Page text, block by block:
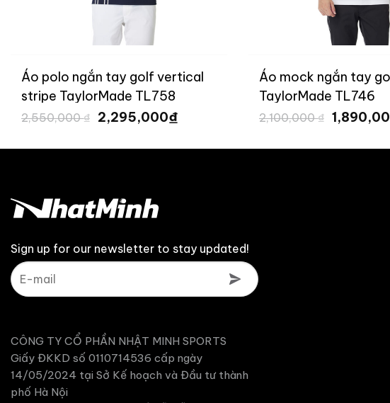
Áo polo ngắn tay golf vertical
stripe TaylorMade TL758
2,550,000₫ Giá
gốc
2,550,000 ₫.
2,295,000₫
là:
Áo mock ngắn tay
TaylorMade TL746
2,100,000₫ Giá
gốc
Sign up for our newsletter to stay updated!
CÔNG TY CỔ PHẦN NHẬT MINH SPORTS
Giấy ĐKKD số 0110714536 cấp ngày
14/05/2024 tại Sở Kế hoạch và Đầu tư thành
phố Hà Nội